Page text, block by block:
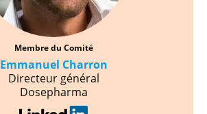
Membre du Comité
Emmanuel Charron
Directeur général
Dosepharma